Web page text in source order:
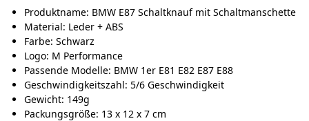
Produktname: BMW E87 Schaltknauf mit Schaltmanschette
Material: Leder + ABS
Farbe: Schwarz
Logo: M Performance
Passende Modelle: BMW 1er E81 E82 E87 E88
Geschwindigkeitszahl: 5/6 Geschwindigkeit
Gewicht: 149g
Packungsgröße: 13 x 12 x 7 cm